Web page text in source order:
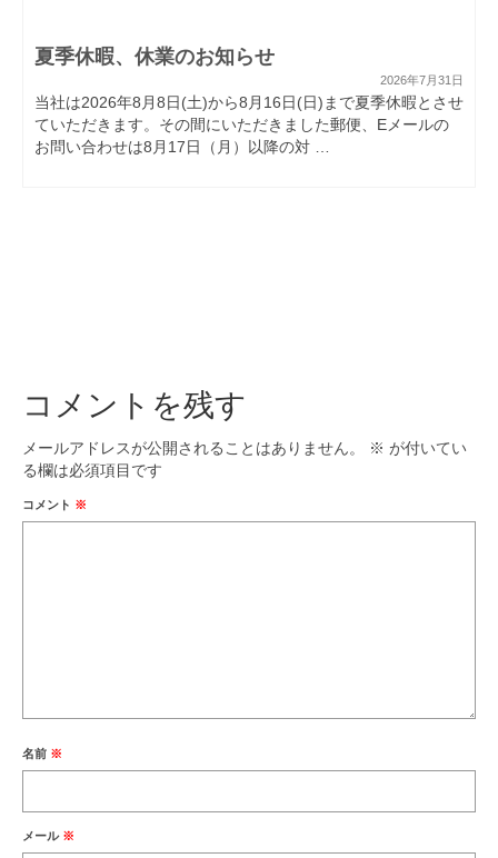
夏季休暇、休業のお知らせ
2026年7月31日
当社は2026年8月8日(土)から8月16日(日)まで夏季休暇とさせ
ていただきます。その間にいただきました郵便、Eメールの
お問い合わせは8月17日（月）以降の対 …
コメントを残す
メールアドレスが公開されることはありません。 ※ が付いてい
る欄は必須項目です
コメント ※
名前 ※
メール ※